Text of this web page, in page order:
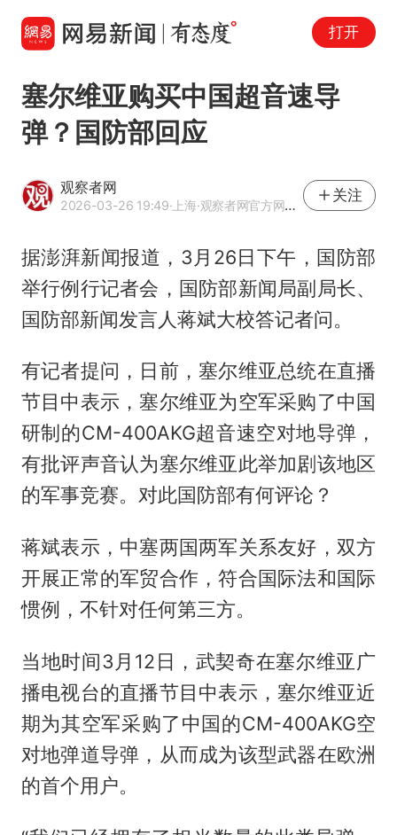
打开
塞尔维亚购买中国超音速导
弹？国防部回应
观察者网
2026-03-26 19:49·上海·观察者网官方网易号
关注
据澎湃新闻报道，3月26日下午，国防部
举行例行记者会，国防部新闻局副局长、
国防部新闻发言人蒋斌大校答记者问。
有记者提问，日前，塞尔维亚总统在直播
节目中表示，塞尔维亚为空军采购了中国
研制的CM-400AKG超音速空对地导弹，
有批评声音认为塞尔维亚此举加剧该地区
的军事竞赛。对此国防部有何评论？
蒋斌表示，中塞两国两军关系友好，双方
开展正常的军贸合作，符合国际法和国际
惯例，不针对任何第三方。
当地时间3月12日，武契奇在塞尔维亚广
播电视台的直播节目中表示，塞尔维亚近
期为其空军采购了中国的CM-400AKG空
对地弹道导弹，从而成为该型武器在欧洲
的首个用户。